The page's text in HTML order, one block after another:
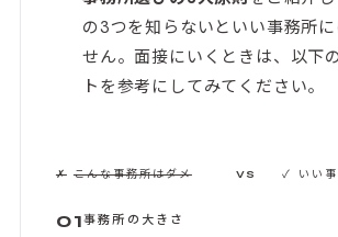
の3つを知らないといい事務所
せん。面接にいくときは、以下
トを参考にしてみてください。
✗ こんな事務所はダメ VS ✓ いい
01事務所の大きさ